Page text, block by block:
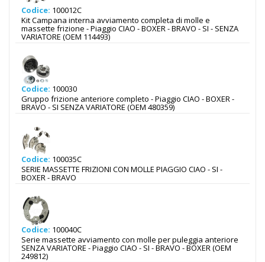
Codice: 100012C
Kit Campana interna avviamento completa di molle e
massette frizione - Piaggio CIAO - BOXER - BRAVO - SI - SENZA
VARIATORE (OEM 114493)
Codice: 100030
Gruppo frizione anteriore completo - Piaggio CIAO - BOXER -
BRAVO - SI SENZA VARIATORE (OEM 480359)
Codice: 100035C
SERIE MASSETTE FRIZIONI CON MOLLE PIAGGIO CIAO - SI -
BOXER - BRAVO
Codice: 100040C
Serie massette avviamento con molle per puleggia anteriore
SENZA VARIATORE - Piaggio CIAO - SI - BRAVO - BOXER (OEM
249812)